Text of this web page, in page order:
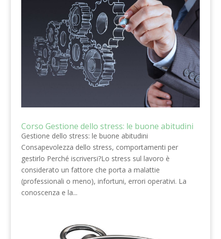
Corso Gestione dello stress: le buone abitudini
Gestione dello stress: le buone abitudini
Consapevolezza dello stress, comportamenti per
gestirlo Perché iscriversi?Lo stress sul lavoro è
considerato un fattore che porta a malattie
(professionali o meno), infortuni, errori operativi. La
conoscenza e la...